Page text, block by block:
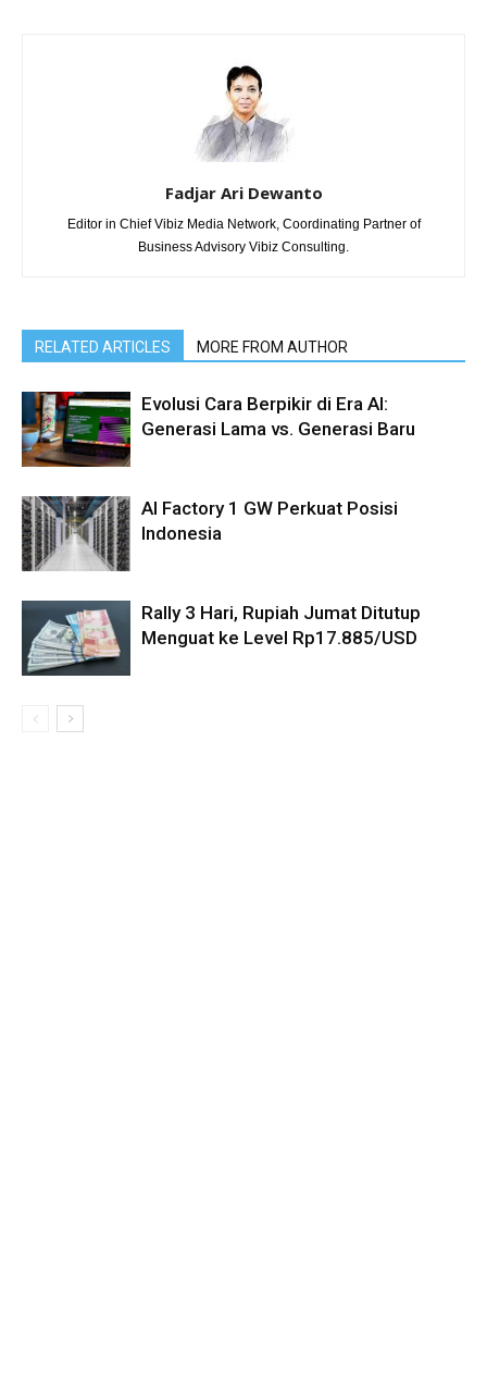
Fadjar Ari Dewanto
Editor in Chief Vibiz Media Network, Coordinating Partner of
Business Advisory Vibiz Consulting.
RELATED ARTICLES MORE FROM AUTHOR
Evolusi Cara Berpikir di Era AI:
Generasi Lama vs. Generasi Baru
AI Factory 1 GW Perkuat Posisi
Indonesia
Rally 3 Hari, Rupiah Jumat Ditutup
Menguat ke Level Rp17.885/USD